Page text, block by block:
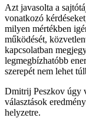
Azt javasolta a
vonatkozó
milyen mértékben
működését,
kapcsolatban
legmegbízhatóbb
szerepét nem lehet
Dmitrij Peszkov úgy
választások
helyzetre.